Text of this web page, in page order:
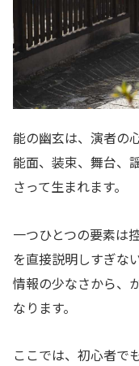
能の幽玄は、演者の
能面、装束、舞台、
さって生まれます。
一つひとつの要素は
を直接説明しすぎな
情報の少なさから、
なります。
ここでは、初心者で